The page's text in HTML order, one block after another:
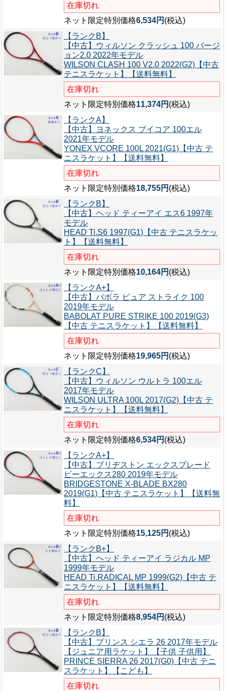
在庫切れ
ネット限定特別価格6,534円 (税込)
【ランクB】
【中古】ウィルソン クラッシュ 100 バージ
ョン2.0 2022年モデル
WILSON CLASH 100 V2.0 2022(G2)【中古
テニスラケット】【送料無料】
在庫切れ
ネット限定特別価格11,374円 (税込)
【ランクA】
【中古】ヨネックス ブイコア 100エル
2021年モデル
YONEX VCORE 100L 2021(G1)【中古 テ
ニスラケット】【送料無料】
在庫切れ
ネット限定特別価格18,755円 (税込)
【ランクB】
【中古】ヘッド ティーアイ エス6 1997年
モデル
HEAD Ti.S6 1997(G1)【中古 テニスラケッ
ト】【送料無料】
在庫切れ
ネット限定特別価格10,164円 (税込)
【ランクA+】
【中古】バボラ ピュア ストライク 100
2019年モデル
BABOLAT PURE STRIKE 100 2019(G3)
【中古 テニスラケット】【送料無料】
在庫切れ
ネット限定特別価格19,965円 (税込)
【ランクC】
【中古】ウィルソン ウルトラ 100エル
2017年モデル
WILSON ULTRA 100L 2017(G2)【中古 テ
ニスラケット】【送料無料】
在庫切れ
ネット限定特別価格6,534円 (税込)
【ランクA+】
【中古】ブリヂストン エックスブレード
ビーエックス280 2019年モデル
BRIDGESTONE X-BLADE BX280
2019(G1)【中古 テニスラケット】【送料無
料】
在庫切れ
ネット限定特別価格15,125円 (税込)
【ランクB+】
【中古】ヘッド ティーアイ ラジカル MP
1999年モデル
HEAD Ti.RADICAL MP 1999(G2)【中古 テ
ニスラケット】【送料無料】
在庫切れ
ネット限定特別価格8,954円 (税込)
【ランクB】
【中古】プリンス シエラ 26 2017年モデル
【ジュニア用ラケット】【子供 子供用】
PRINCE SIERRA 26 2017(G0)【中古 テニ
スラケット】【こども】
在庫切れ